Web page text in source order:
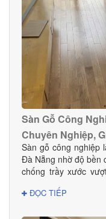
Sàn Gỗ Công
Chuyên Nghiệp,
Sàn gỗ công nghiệp
Đà Nẵng nhờ độ bền
chống trầy xước
gian bền đẹp và hạn
ĐỌC TIẾP